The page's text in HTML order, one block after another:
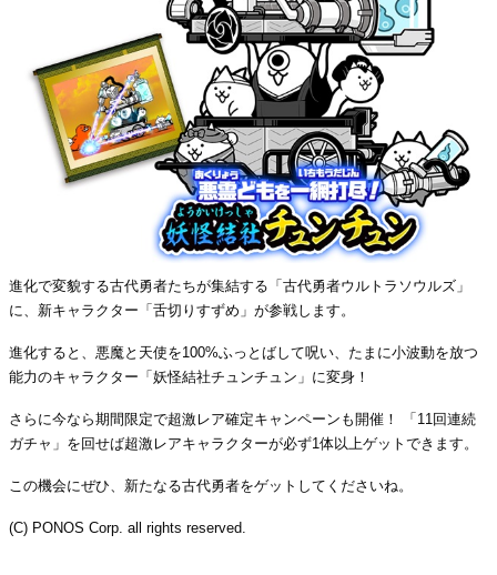
進化で変貌する古代勇者たちが集結する「古代勇者ウルトラソウルズ」
に、新キャラクター「舌切りすずめ」が参戦します。
進化すると、悪魔と天使を100%ふっとばして呪い、たまに小波動を放つ
能力のキャラクター「妖怪結社チュンチュン」に変身！
さらに今なら期間限定で超激レア確定キャンペーンも開催！ 「11回連続
ガチャ」を回せば超激レアキャラクターが必ず1体以上ゲットできます。
この機会にぜひ、新たなる古代勇者をゲットしてくださいね。
(C) PONOS Corp. all rights reserved.